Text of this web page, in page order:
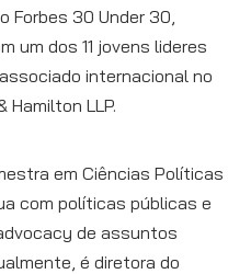
Forbes 30 Under 30,
um dos 11 jovens lideres
internacional no
LLP.
em Ciências Políticas
com políticas públicas e
de assuntos
é diretora do